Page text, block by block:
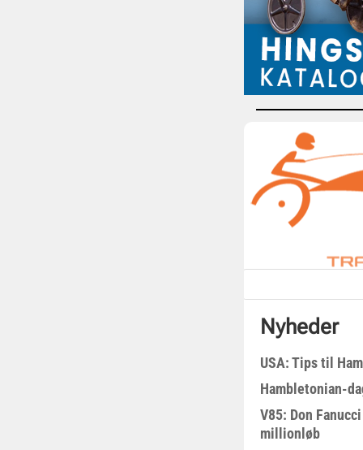
Nyheder
USA: Tips til
Hambletonian-
V85: Don
millionløb